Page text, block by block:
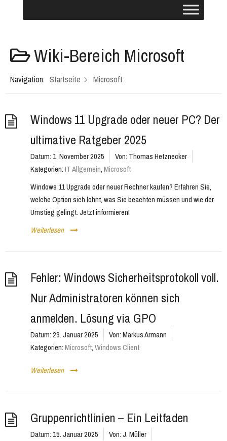
Wiki-Bereich Microsoft
Navigation: Startseite Microsoft
Windows 11 Upgrade oder neuer PC? Der
ultimative Ratgeber 2025
Datum: 1. November 2025 Von: Thomas Hetznecker
Kategorien:IT Allgemein,Microsoft
Windows 11 Upgrade oder neuer Rechner kaufen? Erfahren Sie,
welche Option sich lohnt, was Sie beachten müssen und wie der
Umstieg gelingt. Jetzt informieren!
Weiterlesen
Fehler: Windows Sicherheitsprotokoll voll.
Nur Administratoren können sich
anmelden. Lösung via GPO
Datum:23. Januar 2025 Von:Markus Armann
Kategorien:Microsoft,Windows Client
Weiterlesen
Gruppenrichtlinien – Ein Leitfaden
Datum: 15. Januar 2025 Von:J. Müller